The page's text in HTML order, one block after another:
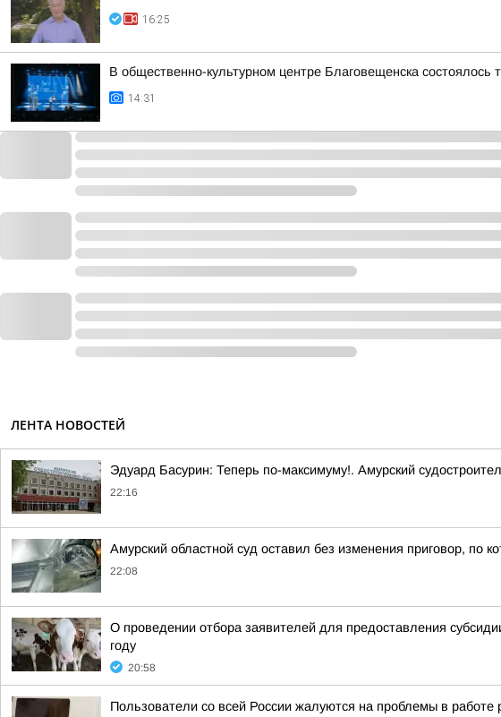
16:25
В общественно-культурном центре Благовещенска
14:31
ЛЕНТА НОВОСТЕЙ
Эдуард Басурин: Теперь по-максимуму!. Амурский
22:16
Амурский областной суд оставил без изменения приговор, по
22:08
О проведении отбора заявителей для предоставления
году
20:58
Пользователи со всей России жалуются на проблемы в